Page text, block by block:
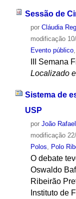
Sessão de
por Cláudia
modificação
Evento público,
III Semana
Localizado
Sistema de
USP
por João Rafael
modificação
Polos
Polo
O debate
Oswaldo
Ribeirão
Instituto de